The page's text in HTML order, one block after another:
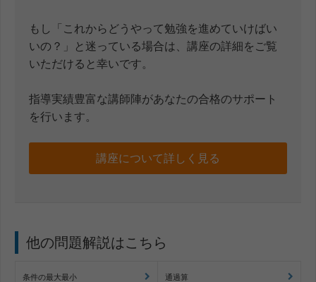
もし「これからどうやって勉強を進めていけばい
いの？」と迷っている場合は、講座の詳細をご覧
いただけると幸いです。
指導実績豊富な講師陣があなたの合格のサポート
を行います。
講座について詳しく見る
他の問題解説はこちら
条件の最大最小 通過算